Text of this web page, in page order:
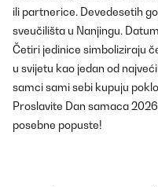
ili partnerice. Devedesetih
sveučilišta u Nanjingu. Datum
Četiri jedinice simboliziraju
u svijetu kao jedan od
samci sami sebi kupuju
Proslavite Dan samaca
posebne popuste!